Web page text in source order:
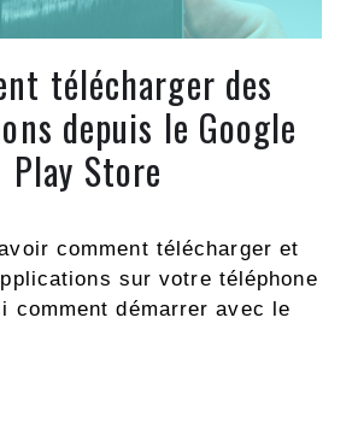
télécharger des
depuis le Google
Play Store
comment télécharger et
sur votre téléphone
comment démarrer avec le